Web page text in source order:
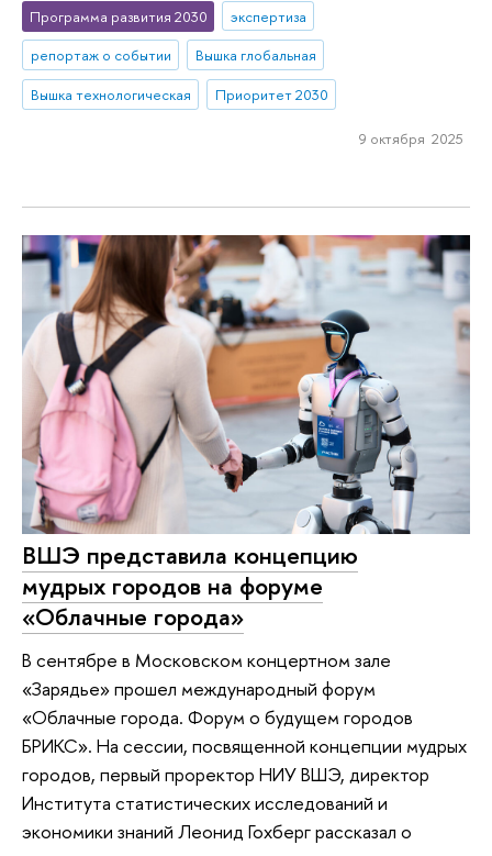
Программа развития 2030
экспертиза
репортаж о событии
Вышка глобальная
Вышка технологическая
Приоритет 2030
9 октября 2025
ВШЭ представила концепцию
мудрых городов на форуме
«Облачные города»
В сентябре в Московском концертном зале
«Зарядье» прошел международный форум
«Облачные города. Форум о будущем городов
БРИКС». На сессии, посвященной концепции мудрых
городов, первый проректор НИУ ВШЭ, директор
Института статистических исследований и
экономики знаний Леонид Гохберг рассказал о